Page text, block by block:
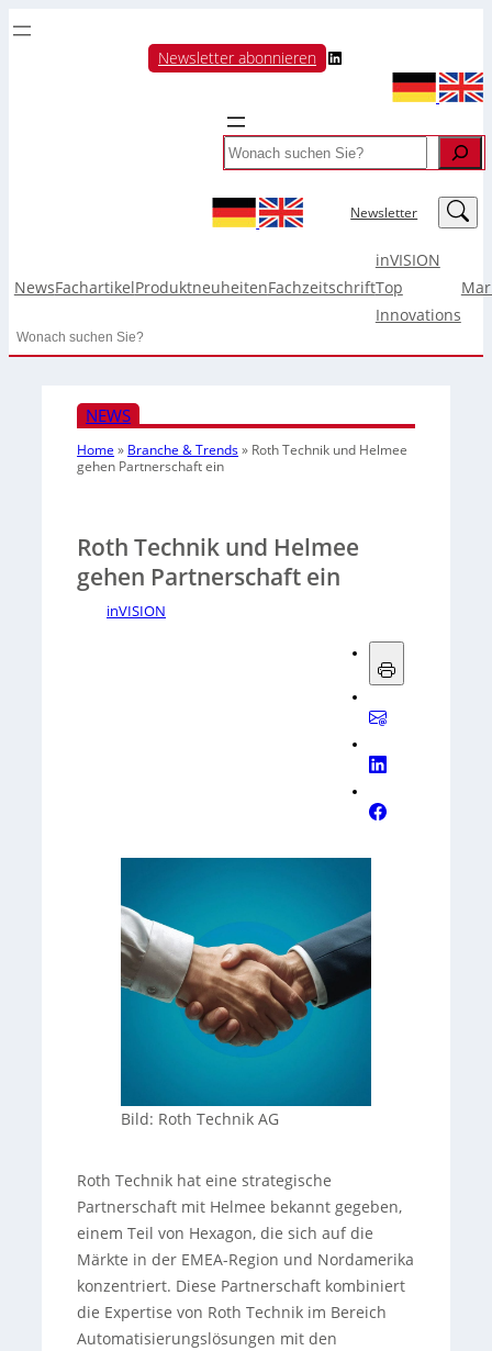
Newsletter abonnieren LinkedIn
Search
Newsletter LinkedIn
NewsFachartikelProduktneuheitenFachzeitschrift
inVISION
Top
Innovations
Search
NEWS
Home » Branche & Trends» Roth Technik und Helmee
gehen Partnerschaft ein
Roth Technik und Helmee
gehen Partnerschaft ein
inVISION
Bild: Roth Technik AG
Roth Technik hat eine strategische
Partnerschaft mit Helmee bekannt gegeben,
einem Teil von Hexagon, die sich auf die
Märkte in der EMEA-Region und Nordamerika
konzentriert. Diese Partnerschaft kombiniert
die Expertise von Roth Technik im Bereich
Automatisierungslösungen mit den